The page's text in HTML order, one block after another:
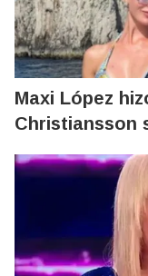
Maxi López
Christiansson